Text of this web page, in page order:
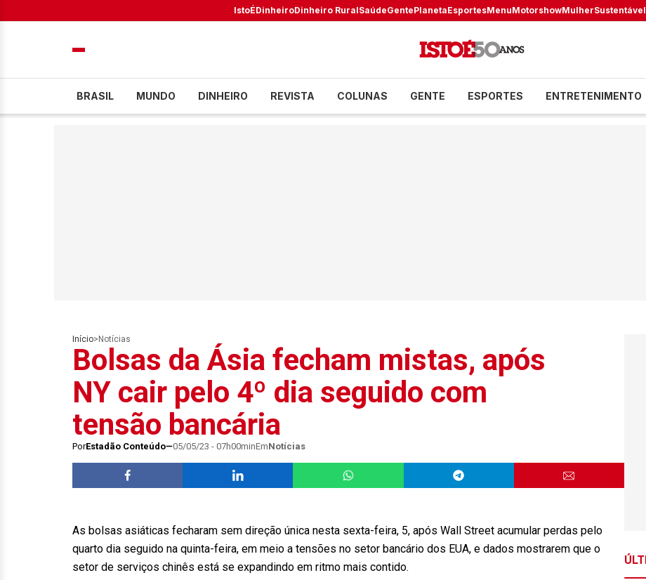
IstoÉDinheiroDinheiro RuralSaúdeGentePlanetaEsportesMenuMotorshowMulherSustentável
BRASIL MUNDO DINHEIRO REVISTA COLUNAS GENTE ESPORTES ENTRETENIMENTO
Início> Notícias
Bolsas da Ásia fecham mistas, após
NY cair pelo 4º dia seguido com
tensão bancária
PorEstadão Conteúdo 05/05/23 - 07h00minEmNotícias
As bolsas asiáticas fecharam sem direção única nesta sexta-feira, 5, após Wall Street acumular perdas pelo
quarto dia seguido na quinta-feira, em meio a tensões no setor bancário dos EUA, e dados mostrarem que o
setor de serviços chinês está se expandindo em ritmo mais contido.